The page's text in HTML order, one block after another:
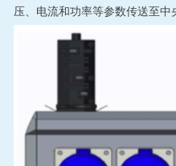
压、电流和功率等参数传送至中